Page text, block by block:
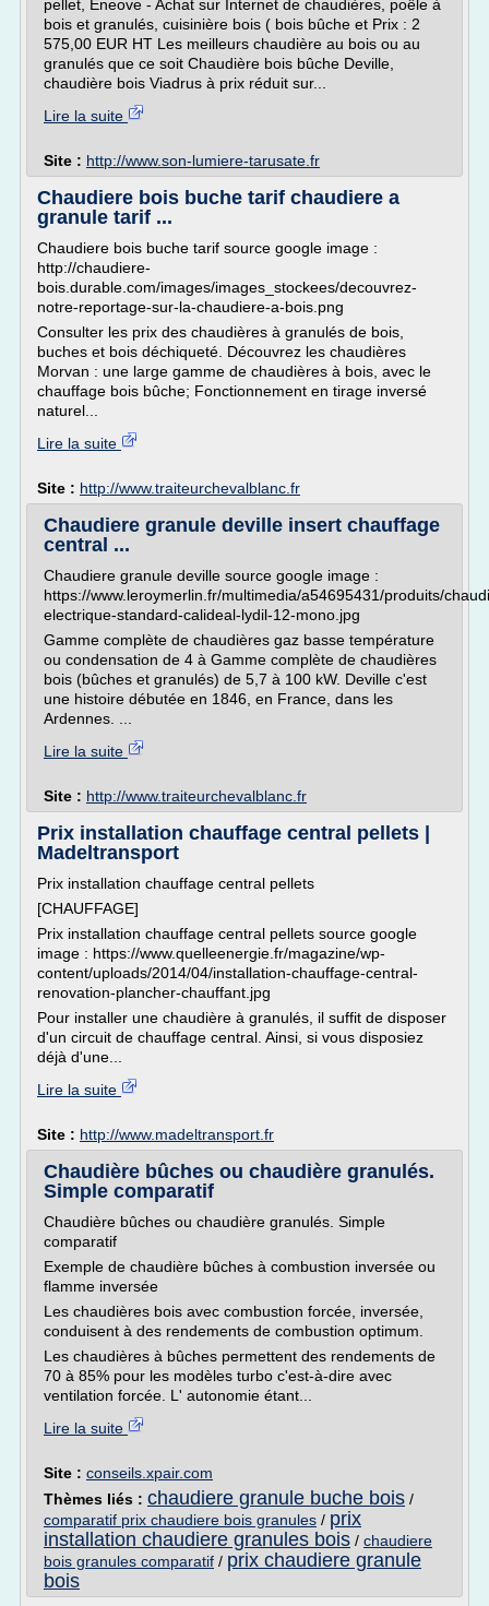
pellet, Eneove - Achat sur Internet de chaudières, poêle à
bois et granulés, cuisinière bois ( bois bûche et Prix : 2
575,00 EUR HT Les meilleurs chaudière au bois ou au
granulés que ce soit Chaudière bois bûche Deville,
chaudière bois Viadrus à prix réduit sur...
Lire la suite
Site : http://www.son-lumiere-tarusate.fr
Chaudiere bois buche tarif chaudiere a
granule tarif ...
Chaudiere bois buche tarif source google image :
http://chaudiere-
bois.durable.com/images/images_stockees/decouvrez-
notre-reportage-sur-la-chaudiere-a-bois.png
Consulter les prix des chaudières à granulés de bois,
buches et bois déchiqueté. Découvrez les chaudières
Morvan : une large gamme de chaudières à bois, avec le
chauffage bois bûche; Fonctionnement en tirage inversé
naturel...
Lire la suite
Site : http://www.traiteurchevalblanc.fr
Chaudiere granule deville insert chauffage
central ...
Chaudiere granule deville source google image :
https://www.leroymerlin.fr/multimedia/a54695431/produits/
electrique-standard-calideal-lydil-12-mono.jpg
Gamme complète de chaudières gaz basse température
ou condensation de 4 à Gamme complète de chaudières
bois (bûches et granulés) de 5,7 à 100 kW. Deville c'est
une histoire débutée en 1846, en France, dans les
Ardennes. ...
Lire la suite
Site : http://www.traiteurchevalblanc.fr
Prix installation chauffage central pellets |
Madeltransport
Prix installation chauffage central pellets
[CHAUFFAGE]
Prix installation chauffage central pellets source google
image : https://www.quelleenergie.fr/magazine/wp-
content/uploads/2014/04/installation-chauffage-central-
renovation-plancher-chauffant.jpg
Pour installer une chaudière à granulés, il suffit de disposer
d'un circuit de chauffage central. Ainsi, si vous disposiez
déjà d'une...
Lire la suite
Site : http://www.madeltransport.fr
Chaudière bûches ou chaudière granulés.
Simple comparatif
Chaudière bûches ou chaudière granulés. Simple
comparatif
Exemple de chaudière bûches à combustion inversée ou
flamme inversée
Les chaudières bois avec combustion forcée, inversée,
conduisent à des rendements de combustion optimum.
Les chaudières à bûches permettent des rendements de
70 à 85% pour les modèles turbo c'est-à-dire avec
ventilation forcée. L' autonomie étant...
Lire la suite
Site : conseils.xpair.com
Thèmes liés : chaudiere granule buche bois /
comparatif prix chaudiere bois granules / prix
installation chaudiere granules bois / chaudiere
bois granules comparatif / prix chaudiere granule
bois